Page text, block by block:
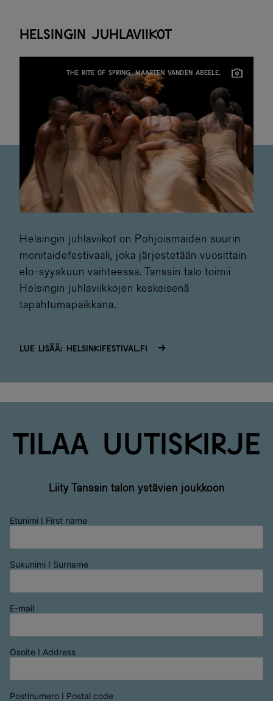
Helsingin juhlaviikot
THE RITE OF SPRING, MAARTEN VANDEN ABEELE.
Helsingin juhlaviikot on Pohjoismaiden suurin
monitaidefestivaali, joka järjestetään vuosittain
elo-syyskuun vaihteessa. Tanssin talo toimii
Helsingin juhlaviikkojen keskeisenä
tapahtumapaikkana.
Lue lisää: helsinkifestival.fi
Tilaa uutiskirje
Liity Tanssin talon ystävien joukkoon
Etunimi I First name
Sukunimi I Surname
E-mail
Osoite I Address
Postinumero I Postal code